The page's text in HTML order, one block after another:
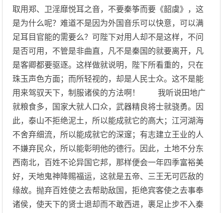
取用郑、卫淫靡悦耳之音，不要秦筝而要《韶虞》，这
是为什么呢？难道不是因为外国音乐可以快意，可以满
足耳目官能的需要么？可陛下对用人却不是这样，不问
是否可用，不管是非曲直，凡不是秦国的就要离开，凡
是客卿都要驱逐。这样做就说明，陛下所看重的，只在
珠玉声色方面；而所轻视的，却是人民士众。这不是能
用来驾驭天下，制服诸侯的方法啊！ 我听说田地广
就粮食多，国家大就人口众，武器精良将士就骁勇。因
此，泰山不拒绝泥土，所以能成就它的高大；江河湖海
不舍弃细流，所以能成就它的深邃；有志建立王业的人
不嫌弃民众，所以能彰明他的德行。因此，土地不分东
西南北，百姓不论异国它邦，那样便会一年四季富裕美
好，天地鬼神降赐福运，这就是五帝、三王无可匹敌的
缘故。抛弃百姓使之去帮助敌国，拒绝宾客使之去事奉
诸侯，使天下的贤士退却而不敢西进，裹足止步不入秦